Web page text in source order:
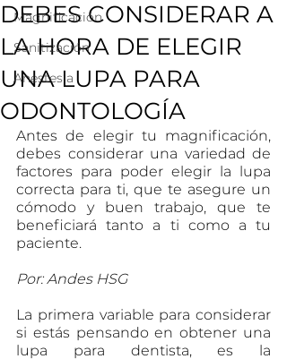
Magnificación
Sanitización
Anestesia
DEBES CONSIDERAR A
LA HORA DE ELEGIR
UNA LUPA PARA
ODONTOLOGÍA
Antes de elegir tu magnificación,
debes considerar una variedad de
factores para poder elegir la lupa
correcta para ti, que te asegure un
cómodo y buen trabajo, que te
beneficiará tanto a ti como a tu
paciente.
Por: Andes HSG
La primera variable para considerar
si estás pensando en obtener una